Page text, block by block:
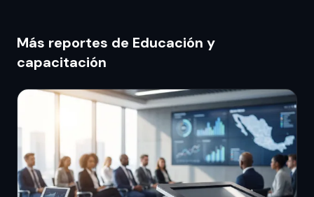
Más reportes de Educación y
capacitación